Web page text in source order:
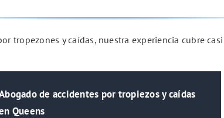
tropezones y caídas, nuestra experiencia cubre
de accidentes por tropiezos y caídas
Queens